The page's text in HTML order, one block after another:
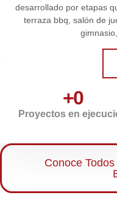
desarrollado por etapas
terraza bbq, salón de
Proyectos en
+0
Conoce